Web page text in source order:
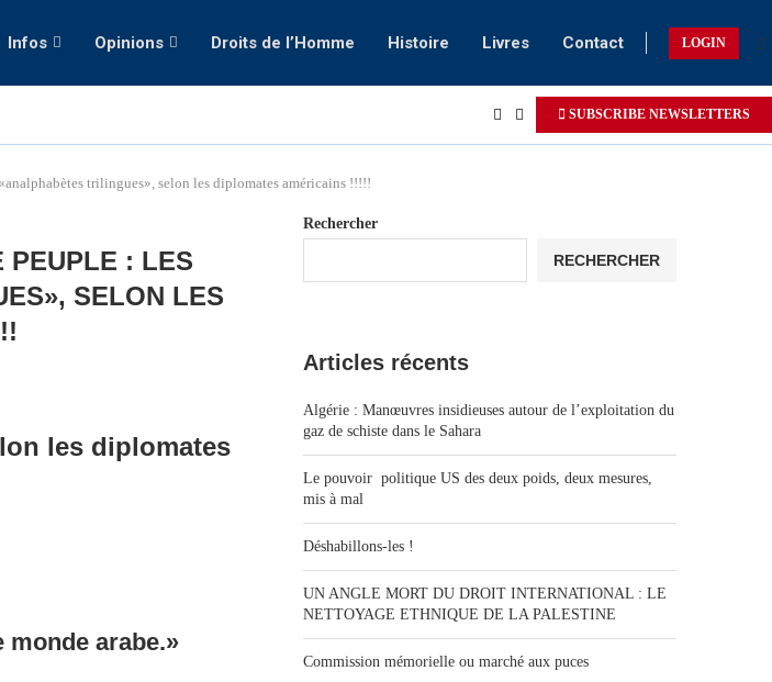
Infos Opinions Droits de l’Homme Histoire Livres Contact LOGIN
SUBSCRIBE NEWSLETTERS
trilingues», selon les diplomates américains !!!!!
PEUPLE : LES
SELON LES
les diplomates
monde arabe.»
Rechercher
RECHERCHER
Articles récents
Algérie : Manœuvres insidieuses autour de l’exploitation du
gaz de schiste dans le Sahara
Le pouvoir politique US des deux poids, deux mesures,
mis à mal
Déshabillons-les !
UN ANGLE MORT DU DROIT INTERNATIONAL : LE
NETTOYAGE ETHNIQUE DE LA PALESTINE
Commission mémorielle ou marché aux puces